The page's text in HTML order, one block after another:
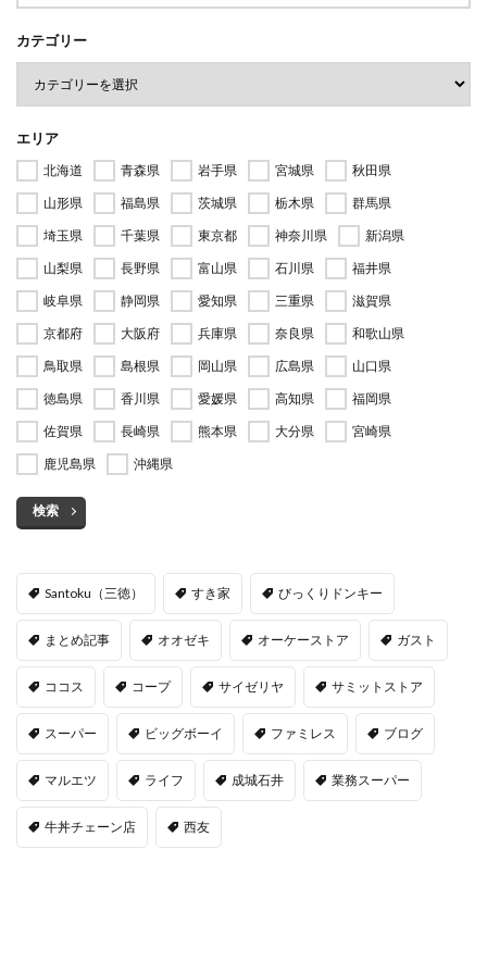
カテゴリー
エリア
北海道 青森県 岩手県 宮城県
秋田県
山形県
福島県 茨城県 栃木県
群馬県
埼玉県
千葉県 東京都 神奈川県
新潟県
山梨県
長野県 富山県 石川県
福井県
岐阜県
静岡県 愛知県 三重県
滋賀県
京都府
大阪府 兵庫県 奈良県
和歌山県
鳥取県
島根県 岡山県 広島県
山口県
徳島県
香川県 愛媛県 高知県
福岡県
佐賀県
長崎県 熊本県 大分県
宮崎県
鹿児島県
沖縄県
検索
Santoku（三徳） すき家 びっくりドンキー
まとめ記事 オオゼキ オーケーストア ガスト
ココス コープ サイゼリヤ サミットストア
スーパー ビッグボーイ ファミレス ブログ
マルエツ ライフ 成城石井 業務スーパー
牛丼チェーン店 西友